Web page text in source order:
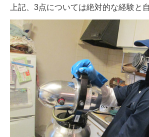
上記、3点については絶対的な経験と